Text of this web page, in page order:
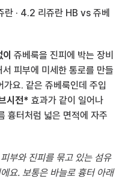
란 · 4.2 리쥬란 HB vs 쥬베
쥬베룩을 진피에 박는 장비
피부에 미세한 통로를 만들
요. 같은 쥬베룩인데 주입
시전* 효과가 같이 일어나
흉터처럼 넓은 면적에 자주
부와 진피를 묶고 있는 섬유
요. 보통은 바늘로 흉터 아래